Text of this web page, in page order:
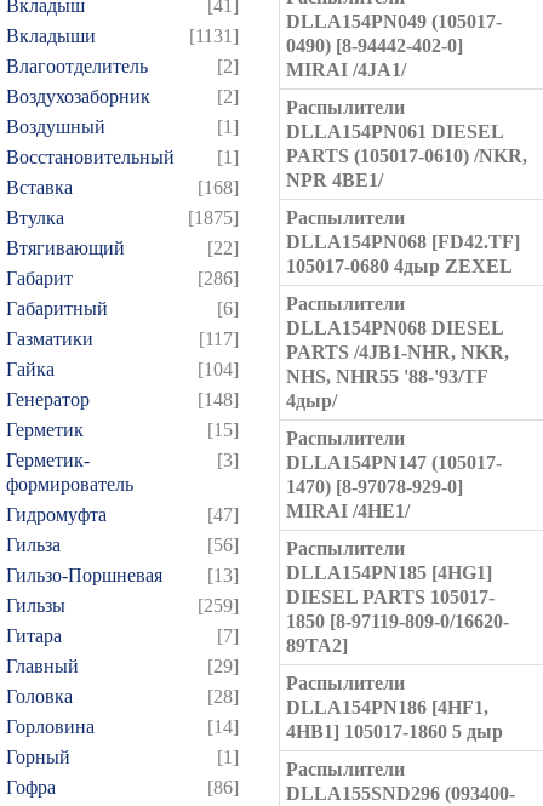
Вкладыш
[41]
Вкладыши
[1131]
Влагоотделитель
[2]
Воздухозаборник
[2]
Воздушный
[1]
Восстановительный
[1]
Вставка
[168]
Втулка
[1875]
Втягивающий
[22]
Габарит
[286]
Габаритный
[6]
Газматики
[117]
Гайка
[104]
Генератор
[148]
Герметик
[15]
Герметик-
формирователь
[3]
Гидромуфта
[47]
Гильза
[56]
Гильзо-Поршневая
[13]
Гильзы
[259]
Гитара
[7]
Главный
[29]
Головка
[28]
Горловина
[14]
Горный
[1]
Гофра
[86]
DLLA154PN049 (105017-
0490) [8-94442-402-0]
MIRAI /4JA1/
Распылители
DLLA154PN061 DIESEL
PARTS (105017-0610) /NKR,
NPR 4BE1/
Распылители
DLLA154PN068 [FD42.TF]
105017-0680 4дыр ZEXEL
Распылители
DLLA154PN068 DIESEL
PARTS /4JB1-NHR, NKR,
NHS, NHR55 '88-'93/TF
4дыр/
Распылители
DLLA154PN147 (105017-
1470) [8-97078-929-0]
MIRAI /4HE1/
Распылители
DLLA154PN185 [4HG1]
DIESEL PARTS 105017-
1850 [8-97119-809-0/16620-
89TA2]
Распылители
DLLA154PN186 [4HF1,
4HB1] 105017-1860 5 дыр
Распылители
DLLA155SND296 (093400-